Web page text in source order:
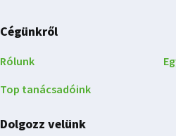
Cégünkről
Rólunk
Top tanácsadóink
Dolgozz velünk